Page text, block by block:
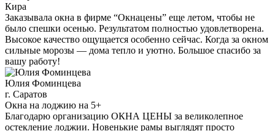
Кира
Заказывала окна в фирме “Окнацены” еще летом, чтобы не
было спешки осенью. Результатом полностью удовлетворена.
Высокое качество ощущается особенно сейчас. Когда за окном
сильные морозы — дома тепло и уютно. Большое спасибо за
вашу работу!
Юлия Фоминцева
г. Саратов
Окна на лоджию на 5+
Благодарю организацию ОКНА ЦЕНЫ за великолепное
остекление лоджии. Новенькие рамы выглядят просто